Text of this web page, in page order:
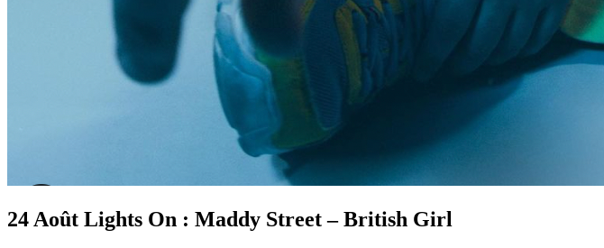
24 Août Lights On : Maddy Street – British Girl